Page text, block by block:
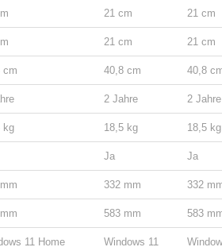
21 cm 21 cm
21 cm 21 cm
cm 40,8 cm 40,8
2 Jahre 2 Jahre
kg 18,5 kg 18,5 kg
Ja Ja
332 mm 332
583 mm 583
11 Home
Windows 11